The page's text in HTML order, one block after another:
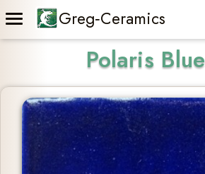
Greg‑Ceramics
Polaris Blue